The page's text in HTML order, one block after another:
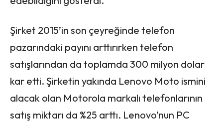
Şirket 2015’in son çeyreğinde telefon
pazarındaki payını arttırırken telefon
satışlarından da toplamda 300 milyon dolar
kar etti. Şirketin yakında Lenovo Moto ismini
alacak olan Motorola markalı telefonlarının
satış miktarı da %25 arttı. Lenovo’nun PC